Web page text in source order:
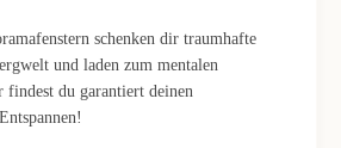
schenken dir traumhafte
und laden zum mentalen
findest du garantiert deinen